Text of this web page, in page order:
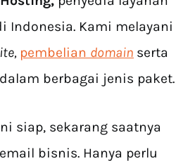
Indonesia. Kami melayani
pembelian domain serta
dalam berbagai jenis paket.
siap, sekarang saatnya
bisnis. Hanya perlu